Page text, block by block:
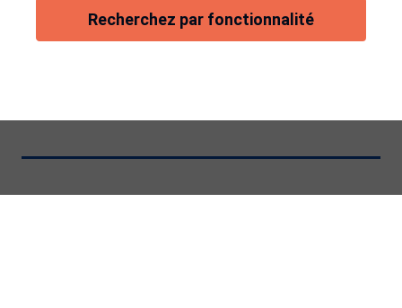
Recherchez par fonctionnalité